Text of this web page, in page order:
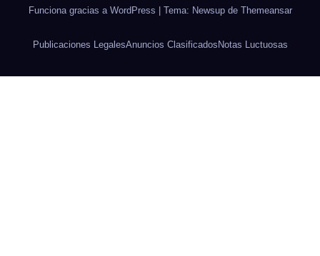
Funciona gracias a WordPress | Tema: Newsup de Themeansar
Publicaciones LegalesAnuncios Clasificados Notas Luctuosas